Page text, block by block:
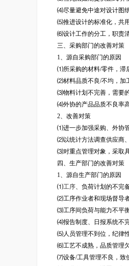
⑷尽量避免中途对设计图纸/
⑸推进设计的标准化，共用
⑹设计工作的分工，职责清
三、采购部门的改善对策
1、源自采购部门的原因
⑴所采购的材料/零件，滞
⑵材料品质不良/不均，加
⑶物料计划不完善，需要的
⑷外协的产品品质不良率高
2、改善对策
⑴进一步加强采购、外协管
⑵以统计方法调查供应商、
⑶对重点管理对象，采取具
四、生产部门的改善对策
1、源自生产部门的原因
⑴工序、负荷计划的不完
⑵工序作业者和现场督导者
⑶工序间负荷与能力不平衡
⑷报告制度、日报系统不完
⑸人员管理不到位，纪律性
⑹工艺不成熟，品质管理欠
⑺设备/工具管理不良，致使